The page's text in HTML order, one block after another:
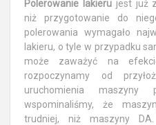
Polerowanie lakierujest już
niż przygotowanie do
polerowania wymagało
lakieru, o tyle w przypadku
może zaważyć na
rozpoczynamy od
uruchomienia maszyny
wspominaliśmy, że
trudniej, niż maszyny